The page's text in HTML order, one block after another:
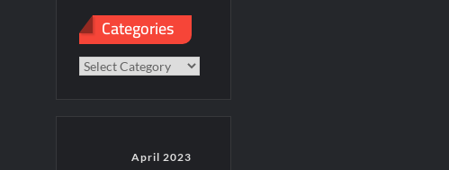
Categories
Categories
April 2023